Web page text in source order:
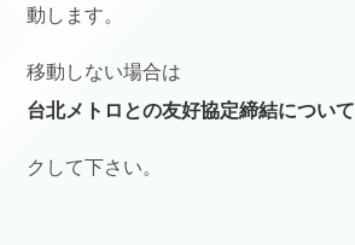
動します。
移動しない場合は
台北メトロとの友好協定締結について
クして下さい。